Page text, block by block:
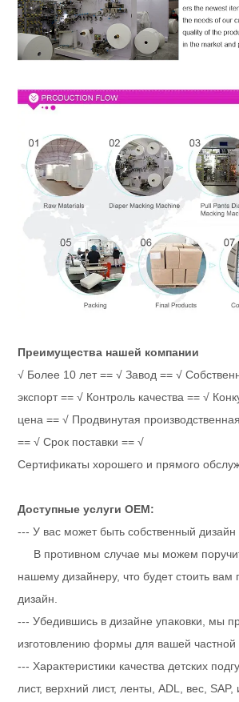
Преимущества нашей компании
√ Более 10 лет == √ Завод == √
экспорт == √ Контроль качества == √
цена == √ Продвинутая
== √ Срок поставки == √
Сертификаты хорошего и прямого
Доступные услуги OEM:
--- У вас может быть собственный дизайн
В противном случае мы можем
нашему дизайнеру, что будет стоить вам
дизайн.
--- Убедившись в дизайне упаковки, мы
изготовлению формы для вашей частной
--- Характеристики качества детских
лист, верхний лист, ленты, ADL, вес, SAP,